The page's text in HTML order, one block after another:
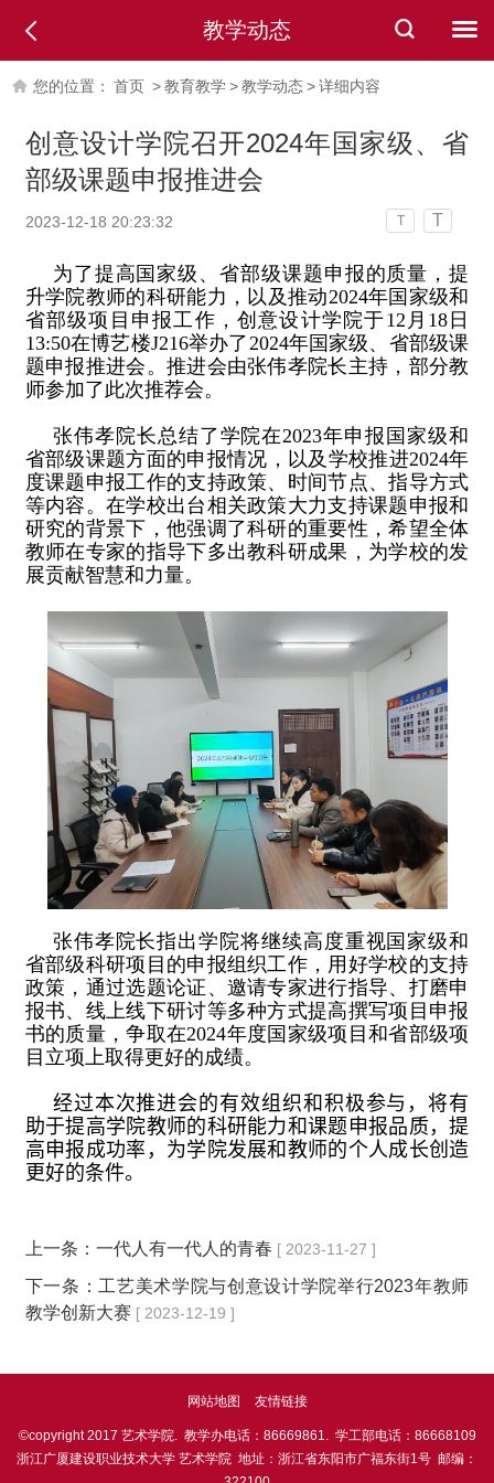
教学动态
您的位置： 首页 >教育教学>教学动态>详细内容
创意设计学院召开2024年国家级、省
部级课题申报推进会
2023-12-18 20:23:32 T T
为了提高国家级、省部级课题申报的质量，提
升学院教师的科研能力，以及推动2024年国家级和
省部级项目申报工作，创意设计学院于12月18日
13:50在博艺楼J216举办了2024年国家级、省部级课
题申报推进会。推进会由张伟孝院长主持，部分教
师参加了此次推荐会。
张伟孝院长总结了学院在2023年申报国家级和
省部级课题方面的申报情况，以及学校推进2024年
度课题申报工作的支持政策、时间节点、指导方式
等内容。在学校出台相关政策大力支持课题申报和
研究的背景下，他强调了科研的重要性，希望全体
教师在专家的指导下多出教科研成果，为学校的发
展贡献智慧和力量。
张伟孝院长指出学院将继续高度重视国家级和
省部级科研项目的申报组织工作，用好学校的支持
政策，通过选题论证、邀请专家进行指导、打磨申
报书、线上线下研讨等多种方式提高撰写项目申报
书的质量，争取在2024年度国家级项目和省部级项
目立项上取得更好的成绩。
经过本次推进会的有效组织和积极参与，将有
助于提高学院教师的科研能力和课题申报品质，提
高申报成功率，为学院发展和教师的个人成长创造
更好的条件。
上一条： 一代人有一代人的青春 [ 2023-11-27 ]
下一条： 工艺美术学院与创意设计学院举行2023年教师
教学创新大赛 [ 2023-12-19 ]
网站地图 友情链接
©copyright 2017 艺术学院. 教学办电话：86669861. 学工部电话：86668109
浙江广厦建设职业技术大学 艺术学院 地址：浙江省东阳市广福东街1号 邮编：